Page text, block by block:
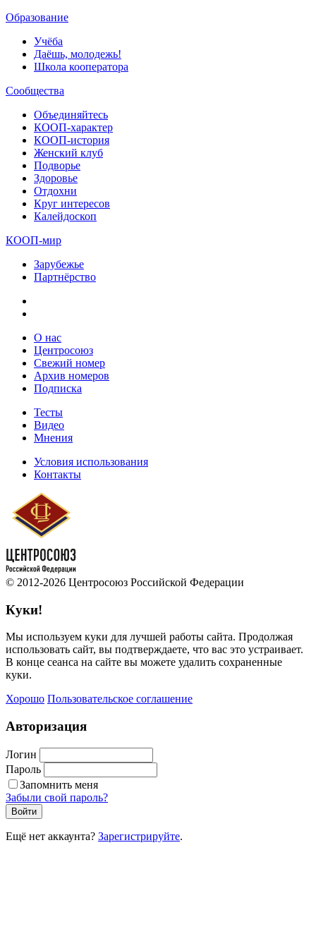
Образование
Учёба
Даёшь, молодежь!
Школа кооператора
Сообщества
Объединяйтесь
КООП-характер
КООП-история
Женский клуб
Подворье
Здоровье
Отдохни
Круг интересов
Калейдоскоп
КООП-мир
Зарубежье
Партнёрство
О нас
Центросоюз
Свежий номер
Архив номеров
Подписка
Тесты
Видео
Мнения
Условия использования
Контакты
© 2012-2026 Центросоюз Российской Федерации
Куки!
Мы используем куки для лучшей работы сайта. Продолжая
использовать сайт, вы подтверждаете, что вас это устраивает.
В конце сеанса на сайте вы можете удалить сохраненные
куки.
Хорошо Пользовательское соглашение
Авторизация
Логин
Пароль
Запомнить меня
Забыли свой пароль?
Войти
Ещё нет аккаунта? Зарегистрируйте.